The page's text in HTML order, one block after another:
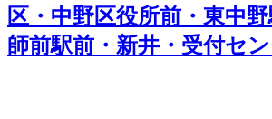
区・中野区役所前・東中
師前駅前・新井・受付セ